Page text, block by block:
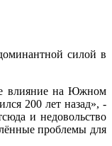
силой в
влияние на Южном
200 лет назад», -
и недовольство
проблемы для